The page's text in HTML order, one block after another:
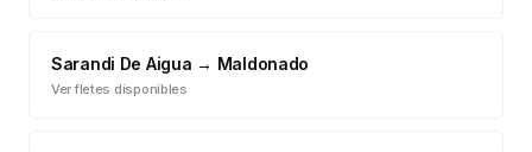
Sarandi De Aigua → Maldonado
Ver fletes disponibles